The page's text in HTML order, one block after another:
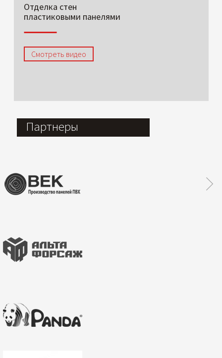
Отделка стен
пластиковыми панелями
Смотреть видео
Партнеры